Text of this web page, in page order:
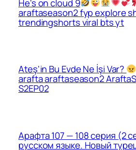
He's on cloud 9
araftaseason2 fyp explore
trendingshorts viral bts yt
Ateş'in Bu Evde Ne İşi Var?
arafta araftaseason2
S2EP02
Арафта 107 — 108 серия (2
русском языке. Новый